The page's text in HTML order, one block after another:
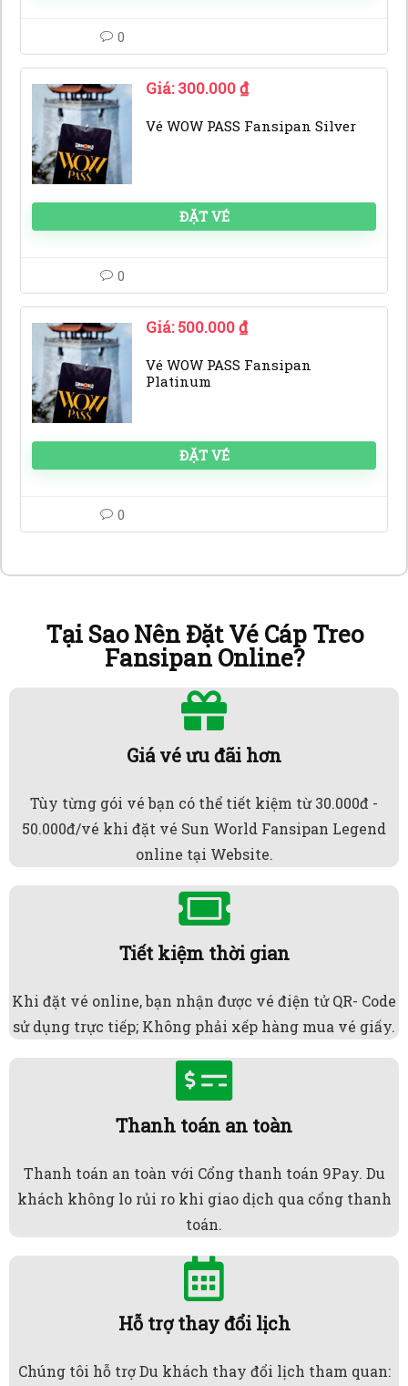
0
Giá:300.000₫
Vé WOW PASS Fansipan Silver
ĐẶT VÉ
0
Giá:500.000₫
Vé WOW PASS Fansipan
Platinum
ĐẶT VÉ
0
Tại Sao Nên Đặt Vé Cáp Treo
Fansipan Online?
Giá vé ưu đãi hơn
Tùy từng gói vé bạn có thể tiết kiệm từ 30.000đ -
50.000đ/vé khi đặt vé Sun World Fansipan Legend
online tại Website.
Tiết kiệm thời gian
Khi đặt vé online, bạn nhận được vé điện tử QR- Code
sử dụng trực tiếp; Không phải xếp hàng mua vé giấy.
Thanh toán an toàn
Thanh toán an toàn với Cổng thanh toán 9Pay. Du
khách không lo rủi ro khi giao dịch qua cổng thanh
toán.
Hỗ trợ thay đổi lịch
Chúng tôi hỗ trợ Du khách thay đổi lịch tham quan: